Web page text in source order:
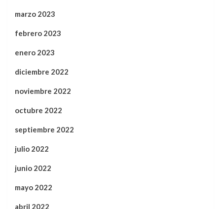
marzo 2023
febrero 2023
enero 2023
diciembre 2022
noviembre 2022
octubre 2022
septiembre 2022
julio 2022
junio 2022
mayo 2022
abril 2022